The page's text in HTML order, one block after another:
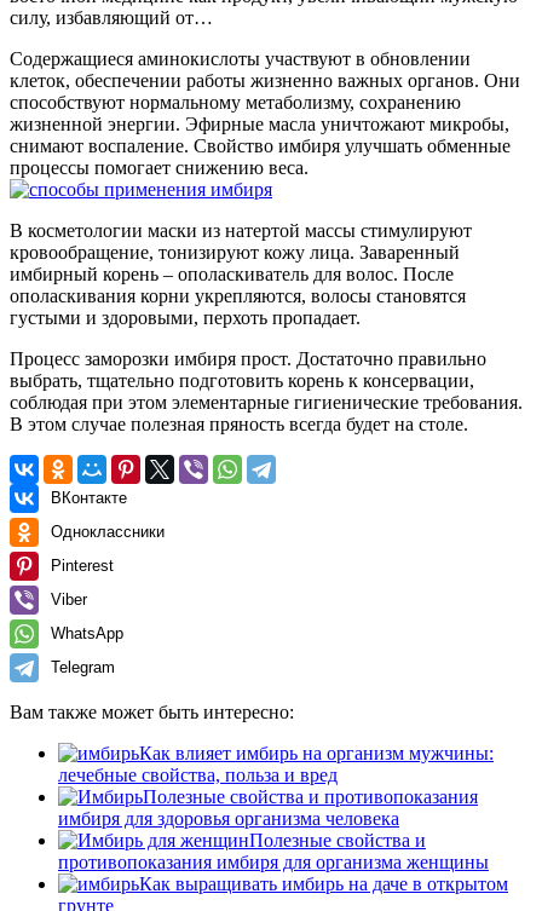
силу, избавляющий от…
Содержащиеся аминокислоты участвуют в обновлении
клеток, обеспечении работы жизненно важных органов. Они
способствуют нормальному метаболизму, сохранению
жизненной энергии. Эфирные масла уничтожают микробы,
снимают воспаление. Свойство имбиря улучшать обменные
процессы помогает снижению веса.
В косметологии маски из натертой массы стимулируют
кровообращение, тонизируют кожу лица. Заваренный
имбирный корень – ополаскиватель для волос. После
ополаскивания корни укрепляются, волосы становятся
густыми и здоровыми, перхоть пропадает.
Процесс заморозки имбиря прост. Достаточно правильно
выбрать, тщательно подготовить корень к консервации,
соблюдая при этом элементарные гигиенические требования.
В этом случае полезная пряность всегда будет на столе.
ВКонтакте
Одноклассники
Pinterest
Viber
WhatsApp
Telegram
Вам также может быть интересно:
Как влияет имбирь на организм мужчины:
лечебные свойства, польза и вред
Полезные свойства и противопоказания
имбиря для здоровья организма человека
Полезные свойства и
противопоказания имбиря для организма женщины
Как выращивать имбирь на даче в открытом
грунте